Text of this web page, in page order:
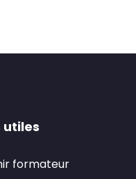
utiles
formateur